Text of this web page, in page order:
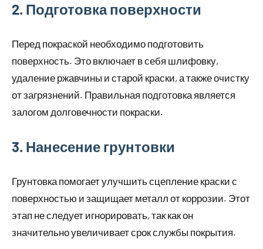
2. Подготовка поверхности
Перед покраской необходимо подготовить
поверхность. Это включает в себя шлифовку,
удаление ржавчины и старой краски, а также очистку
от загрязнений. Правильная подготовка является
залогом долговечности покраски.
3. Нанесение грунтовки
Грунтовка помогает улучшить сцепление краски с
поверхностью и защищает металл от коррозии. Этот
этап не следует игнорировать, так как он
значительно увеличивает срок службы покрытия.